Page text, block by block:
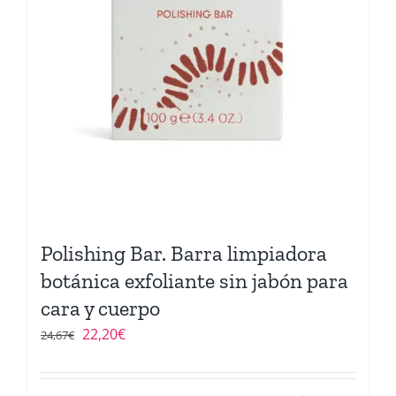
Polishing Bar. Barra limpiadora
botánica exfoliante sin jabón para
cara y cuerpo
24,67€ El
original
22,20€El
actual